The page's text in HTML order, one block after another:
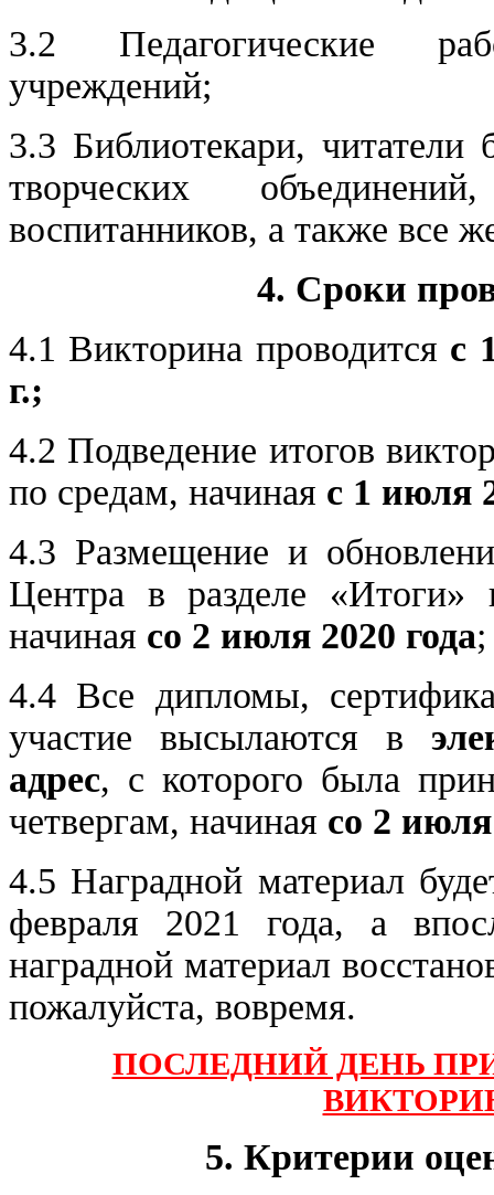
3.2 Педагогические
учреждений;
3.3 Библиотекари,
творческих
воспитанников, а также все
4. Сроки
4.1 Викторина проводится с
г.;
4.2 Подведение итогов
по средам, начиная с 1 июля
4.3 Размещение и
Центра в разделе «Итоги»
начиная со 2 июля 2020 года;
4.4 Все дипломы,
участие высылаются в
адрес, с которого была
четвергам, начиная со 2
4.5 Наградной материал
февраля 2021 года, а
наградной материал
пожалуйста, вовремя.
ПОСЛЕДНИЙ ДЕНЬ
5. Критерии